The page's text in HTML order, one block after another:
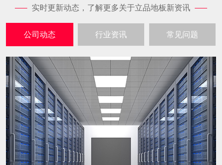
实时更新动态，了解更多关于立品地板新资讯
公司动态 行业资讯 常见问题